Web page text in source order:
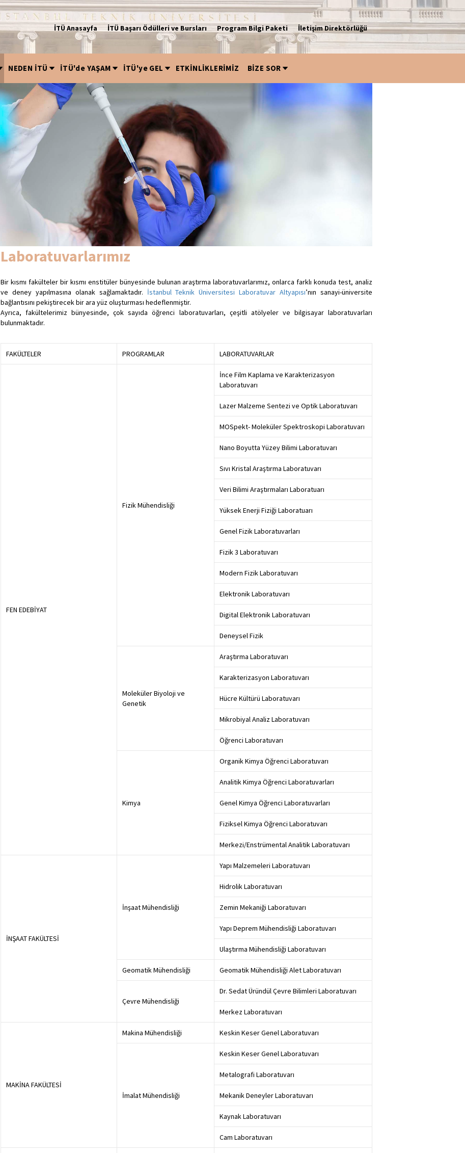
İTÜ Anasayfa İTÜ Başarı Ödülleri ve Bursları Program Bilgi Paketi İletişim Direktörlüğü
NEDEN İTÜ İTÜ'de YAŞAM İTÜ'ye GEL ETKİNLİKLERİMİZ BİZE SOR
Laboratuvarlarımız
Bir kısmı fakülteler bir kısmı enstitüler bünyesinde bulunan araştırma laboratuvarlarımız, onlarca farklı konuda test, analiz
ve deney yapılmasına olanak sağlamaktadır. İstanbul Teknik Üniversitesi Laboratuvar Altyapısı’nın sanayi-üniversite
bağlantısını pekiştirecek bir ara yüz oluşturması hedeflenmiştir.
Ayrıca, fakültelerimiz bünyesinde, çok sayıda öğrenci laboratuvarları, çeşitli atölyeler ve bilgisayar laboratuvarları
bulunmaktadır.
FAKÜLTELER PROGRAMLAR LABORATUVARLAR
FEN EDEBİYAT
Fizik Mühendisliği
İnce Film Kaplama ve Karakterizasyon
Laboratuvarı
Lazer Malzeme Sentezi ve Optik Laboratuvarı
MOSpekt- Moleküler Spektroskopi Laboratuvarı
Nano Boyutta Yüzey Bilimi Laboratuvarı
Sıvı Kristal Araştırma Laboratuvarı
Veri Bilimi Araştırmaları Laboratuarı
Yüksek Enerji Fiziği Laboratuarı
Genel Fizik Laboratuvarları
Fizik 3 Laboratuvarı
Modern Fizik Laboratuvarı
Elektronik Laboratuvarı
Digital Elektronik Laboratuvarı
Deneysel Fizik
Moleküler Biyoloji ve
Genetik
Araştırma Laboratuvarı
Karakterizasyon Laboratuvarı
Hücre Kültürü Laboratuvarı
Mikrobiyal Analiz Laboratuvarı
Öğrenci Laboratuvarı
Kimya
Organik Kimya Öğrenci Laboratuvarı
Analitik Kimya Öğrenci Laboratuvarları
Genel Kimya Öğrenci Laboratuvarları
Fiziksel Kimya Öğrenci Laboratuvarı
Merkezi/Enstrümental Analitik Laboratuvarı
İNŞAAT FAKÜLTESİ
İnşaat Mühendisliği
Yapı Malzemeleri Laboratuvarı
Hidrolik Laboratuvarı
Zemin Mekaniği Laboratuvarı
Yapı Deprem Mühendisliği Laboratuvarı
Ulaştırma Mühendisliği Laboratuvarı
Geomatik Mühendisliği Geomatik Mühendisliği Alet Laboratuvarı
Çevre Mühendisliği
Dr. Sedat Üründül Çevre Bilimleri Laboratuvarı
Merkez Laboratuvarı
MAKİNA FAKÜLTESİ
Makina Mühendisliği Keskin Keser Genel Laboratuvarı
İmalat Mühendisliği
Keskin Keser Genel Laboratuvarı
Metalografi Laboratuvarı
Mekanik Deneyler Laboratuvarı
Kaynak Laboratuvarı
Cam Laboratuvarı